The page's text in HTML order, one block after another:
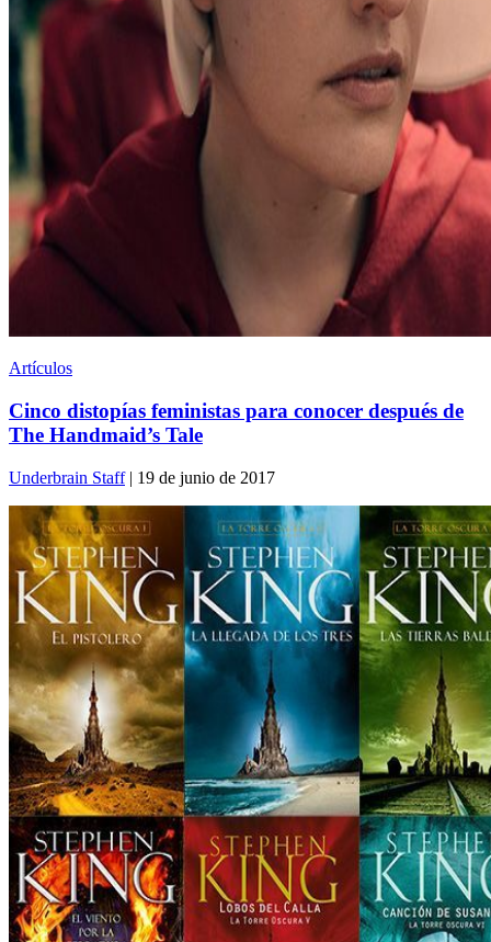
Artículos
Cinco distopías feministas para conocer después de
The Handmaid’s Tale
Underbrain Staff| 19 de junio de 2017